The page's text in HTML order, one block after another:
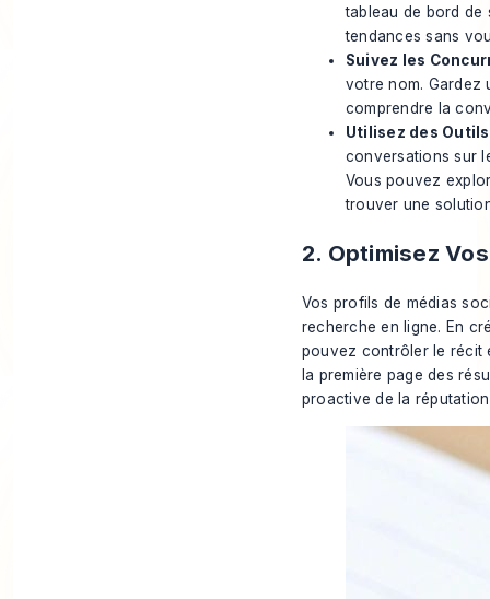
tableau de bord de
tendances sans
Suivez les
votre nom. Gardez
comprendre la
Utilisez des
conversations sur
Vous pouvez
trouver une
2. Optimisez
Vos profils de médias
recherche en ligne. En
pouvez contrôler le récit
la première page des
proactive de la